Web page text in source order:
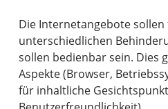
Die Internetangebote
unterschiedlichen
sollen bedienbar sein. Dies
Aspekte (Browser,
für inhaltliche